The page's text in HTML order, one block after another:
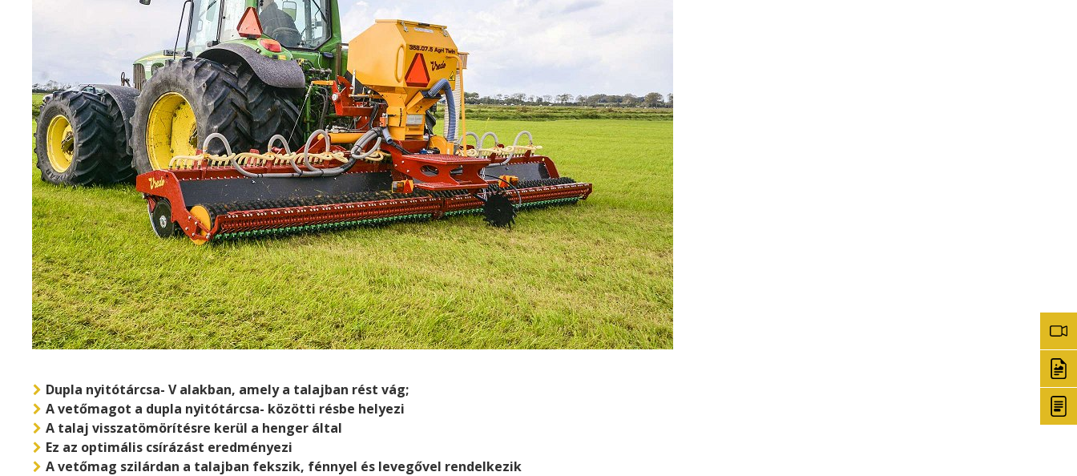
Dupla nyitótárcsa- V alakban, amely a talajban rést vág;
A vetőmagot a dupla nyitótárcsa- közötti résbe helyezi
A talaj visszatömörítésre kerül a henger által
Ez az optimális csírázást eredményezi
A vetőmag szilárdan a talajban fekszik, fénnyel és levegővel rendelkezik